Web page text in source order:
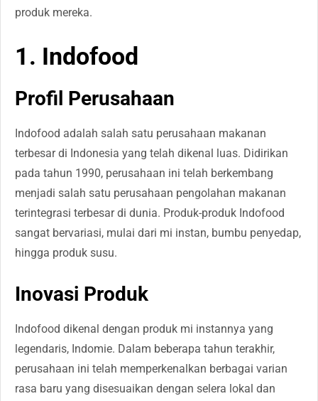
produk mereka.
1. Indofood
Profil Perusahaan
Indofood adalah salah satu perusahaan makanan
terbesar di Indonesia yang telah dikenal luas. Didirikan
pada tahun 1990, perusahaan ini telah berkembang
menjadi salah satu perusahaan pengolahan makanan
terintegrasi terbesar di dunia. Produk-produk Indofood
sangat bervariasi, mulai dari mi instan, bumbu penyedap,
hingga produk susu.
Inovasi Produk
Indofood dikenal dengan produk mi instannya yang
legendaris, Indomie. Dalam beberapa tahun terakhir,
perusahaan ini telah memperkenalkan berbagai varian
rasa baru yang disesuaikan dengan selera lokal dan